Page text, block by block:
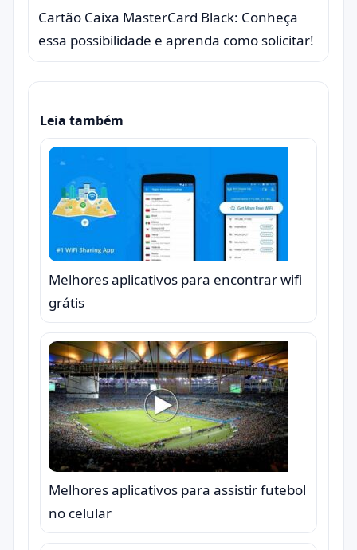
Cartão Caixa MasterCard Black: Conheça
essa possibilidade e aprenda como solicitar!
Leia também
Melhores aplicativos para encontrar wifi
grátis
Melhores aplicativos para assistir futebol
no celular